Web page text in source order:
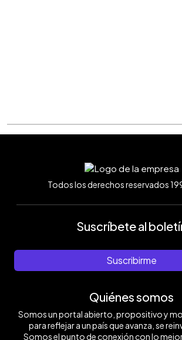
Todos los derechos reservados
Suscríbete al
Suscribirme
Quiénes somos
Somos un portal abierto, propositivo y
para reflejar a un país que avanza, se
Somos el punto de conexión con lo mejor